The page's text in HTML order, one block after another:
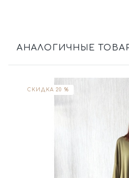
АНАЛОГИЧНЫЕ
СКИДКА 20 %